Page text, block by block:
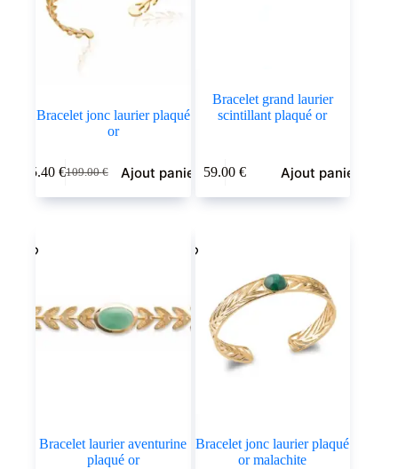
Bracelet jonc laurier plaqué
or
109.00€
Le
prix
65.40 €Le
prix
Ajout panier
Bracelet grand laurier
scintillant plaqué or
59.00€ Ajout panier
Bracelet laurier aventurine
plaqué or
Bracelet jonc laurier plaqué
or malachite